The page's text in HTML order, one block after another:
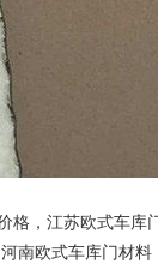
格，江苏欧式车库
河南欧式车库门材料